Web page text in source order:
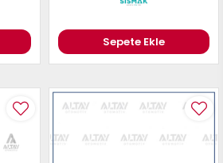
Sepete Ekle